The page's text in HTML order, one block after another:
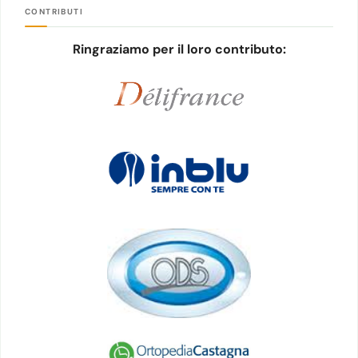
CONTRIBUTI
Ringraziamo per il loro contributo: